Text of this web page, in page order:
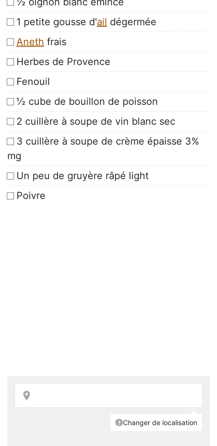
1 petite gousse d'ail dégermée
Aneth frais
Herbes de Provence
Fenouil
½ cube de bouillon de poisson
2 cuillère à soupe de vin blanc sec
3 cuillère à soupe de crème épaisse 3%
mg
Un peu de gruyère râpé light
Poivre